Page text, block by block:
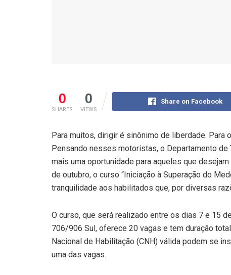
0
SHARES
0
VIEWS
Share on Facebook
Para muitos, dirigir é sinônimo de liberdade. Para
Pensando nesses motoristas, o Departamento
mais uma oportunidade para aqueles que
de outubro, o curso “Iniciação à Superação do
tranquilidade aos habilitados que, por diversas
O curso, que será realizado entre os dias 7 e 15
706/906 Sul, oferece 20 vagas e tem duração
Nacional de Habilitação (CNH) válida podem se
uma das vagas.